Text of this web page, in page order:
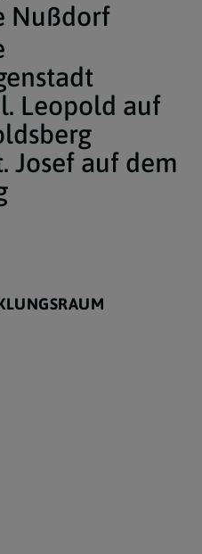
Nußdorf
Leopold auf
Josef auf dem